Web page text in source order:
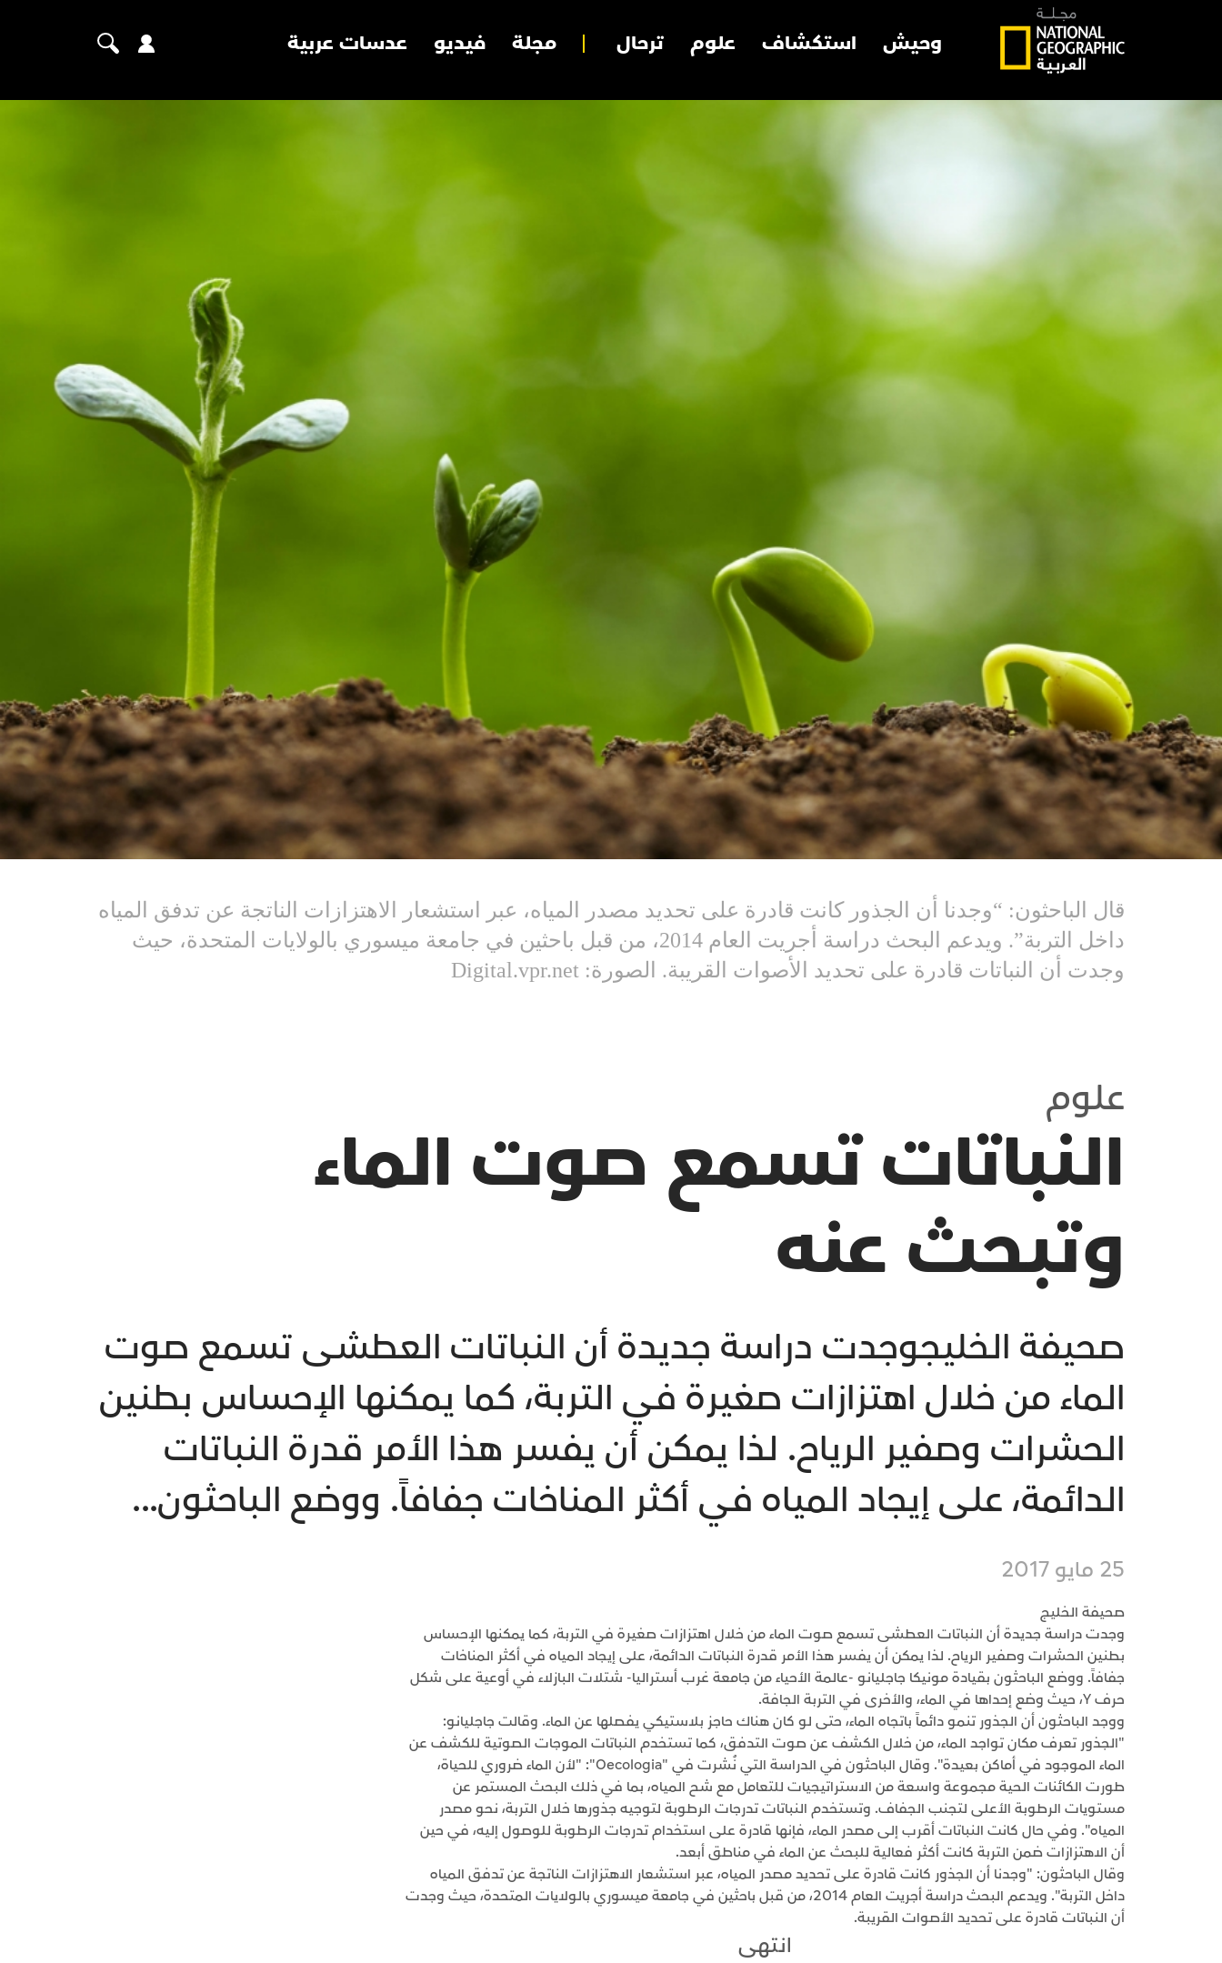
وحيش استكشاف علوم ترحال مجلة فيديو عدسات عربية
قال الباحثون: “وجدنا أن الجذور كانت قادرة على تحديد مصدر المياه، عبر استشعار الاهتزازات الناتجة عن تدفق المياه
داخل التربة”. ويدعم البحث دراسة أجريت العام 2014، من قبل باحثين في جامعة ميسوري بالولايات المتحدة، حيث
وجدت أن النباتات قادرة على تحديد الأصوات القريبة. الصورة: Digital.vpr.net
علوم
النباتات تسمع صوت الماء
وتبحث عنه
صحيفة الخليجوجدت دراسة جديدة أن النباتات العطشى تسمع صوت
الماء من خلال اهتزازات صغيرة في التربة، كما يمكنها الإحساس بطنين
الحشرات وصفير الرياح. لذا يمكن أن يفسر هذا الأمر قدرة النباتات
الدائمة، على إيجاد المياه في أكثر المناخات جفافاً. ووضع الباحثون...
25 مايو 2017
صحيفة الخليج
وجدت دراسة جديدة أن النباتات العطشى تسمع صوت الماء من خلال اهتزازات صغيرة في التربة، كما يمكنها الإحساس
بطنين الحشرات وصفير الرياح. لذا يمكن أن يفسر هذا الأمر قدرة النباتات الدائمة، على إيجاد المياه في أكثر المناخات
جفافاً. ووضع الباحثون بقيادة مونيكا جاجليانو -عالمة الأحياء من جامعة غرب أستراليا- شتلات البازلاء في أوعية على شكل
حرف Y، حيث وضع إحداها في الماء، والأخرى في التربة الجافة.
ووجد الباحثون أن الجذور تنمو دائماً باتجاه الماء، حتى لو كان هناك حاجز بلاستيكي يفصلها عن الماء. وقالت جاجليانو:
"الجذور تعرف مكان تواجد الماء، من خلال الكشف عن صوت التدفق، كما تستخدم النباتات الموجات الصوتية للكشف عن
الماء الموجود في أماكن بعيدة". وقال الباحثون في الدراسة التي نُشرت في "Oecologia": "لأن الماء ضروري للحياة،
طورت الكائنات الحية مجموعة واسعة من الاستراتيجيات للتعامل مع شح المياه، بما في ذلك البحث المستمر عن
مستويات الرطوبة الأعلى لتجنب الجفاف. وتستخدم النباتات تدرجات الرطوبة لتوجيه جذورها خلال التربة، نحو مصدر
المياه". وفي حال كانت النباتات أقرب إلى مصدر الماء، فإنها قادرة على استخدام تدرجات الرطوبة للوصول إليه، في حين
أن الاهتزازات ضمن التربة كانت أكثر فعالية للبحث عن الماء في مناطق أبعد.
وقال الباحثون: "وجدنا أن الجذور كانت قادرة على تحديد مصدر المياه، عبر استشعار الاهتزازات الناتجة عن تدفق المياه
داخل التربة". ويدعم البحث دراسة أجريت العام 2014، من قبل باحثين في جامعة ميسوري بالولايات المتحدة، حيث وجدت
أن النباتات قادرة على تحديد الأصوات القريبة.
انتهى